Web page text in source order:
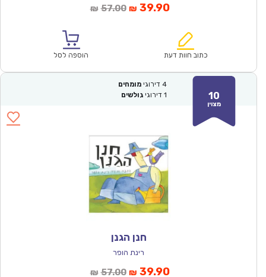
₪ 57.00המחיר
₪57.00.
₪ 39.90המחיר
הוא:
כתוב חוות דעת הוספה לסל
10
מצוין
4 דירוגי מומחים
1 דירוגי גולשים
חנן הגנן
רינת הופר
₪ 57.00המחיר
₪ 39.90המחיר